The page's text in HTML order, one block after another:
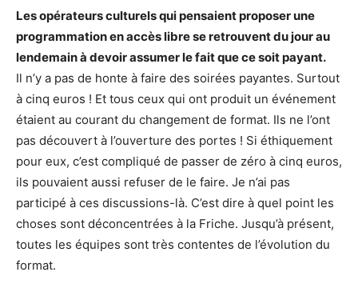
Les opérateurs culturels qui pensaient proposer une
programmation en accès libre se retrouvent du jour au
lendemain à devoir assumer le fait que ce soit payant.
Il n’y a pas de honte à faire des soirées payantes. Surtout
à cinq euros ! Et tous ceux qui ont produit un événement
étaient au courant du changement de format. Ils ne l’ont
pas découvert à l’ouverture des portes ! Si éthiquement
pour eux, c’est compliqué de passer de zéro à cinq euros,
ils pouvaient aussi refuser de le faire. Je n’ai pas
participé à ces discussions-là. C’est dire à quel point les
choses sont déconcentrées à la Friche. Jusqu’à présent,
toutes les équipes sont très contentes de l’évolution du
format.